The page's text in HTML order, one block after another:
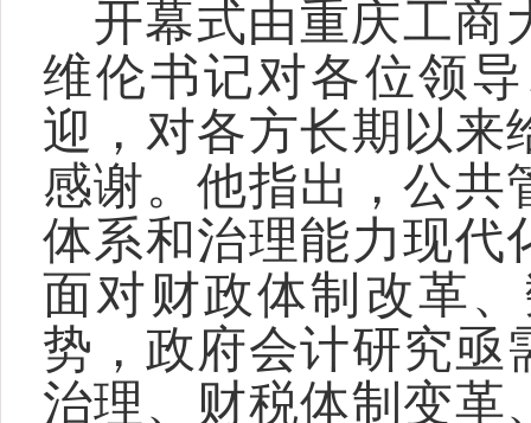
开幕式由重庆工商
维伦书记对各位领
迎，对各方长期以来
感谢。他指出，公共
体系和治理能力现代
面对财政体制改革
势，政府会计研究亟
治理、财税体制变革